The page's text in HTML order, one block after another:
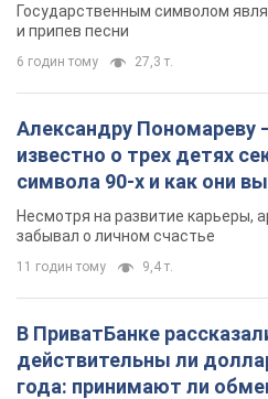
Государственным символом
и припев песни
6 годин тому 27,3 т.
Александру Пономареву
известно о трех детях
символа 90-х и как они
Несмотря на развитие карьеры,
забывал о личном счастье
11 годин тому 9,4 т.
В ПриватБанке
действительны ли
года: принимают ли